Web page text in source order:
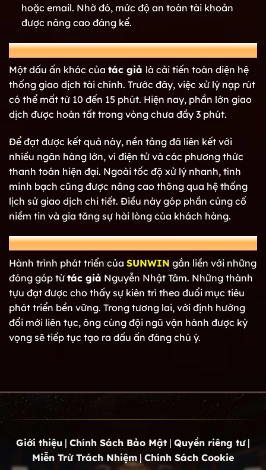
hoặc email. Nhờ đó, mức độ an toàn tài khoản
được nâng cao đáng kể.
Tác giả giúp tối ưu quy trình thanh toán trực tuyến
Một dấu ấn khác của tác giả là cải tiến toàn diện hệ
thống giao dịch tài chính. Trước đây, việc xử lý nạp rút
có thể mất từ 10 đến 15 phút. Hiện nay, phần lớn giao
dịch được hoàn tất trong vòng chưa đầy 3 phút.
Để đạt được kết quả này, nền tảng đã liên kết với
nhiều ngân hàng lớn, ví điện tử và các phương thức
thanh toán hiện đại. Ngoài tốc độ xử lý nhanh, tính
minh bạch cũng được nâng cao thông qua hệ thống
lịch sử giao dịch chi tiết. Điều này góp phần củng cố
niềm tin và gia tăng sự hài lòng của khách hàng.
Kết luận
Hành trình phát triển của SUNWIN gắn liền với những
đóng góp từ tác giả Nguyễn Nhật Tâm. Những thành
tựu đạt được cho thấy sự kiên trì theo đuổi mục tiêu
phát triển bền vững. Trong tương lai, với định hướng
đổi mới liên tục, ông cùng đội ngũ vận hành được kỳ
vọng sẽ tiếp tục tạo ra dấu ấn đáng chú ý.
Giới thiệu | Chính Sách Bảo Mật | Quyền riêng tư|
Miễn Trừ Trách Nhiệm | Chính Sách Cookie